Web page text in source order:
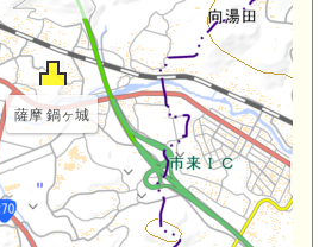
薩摩 鍋ヶ城